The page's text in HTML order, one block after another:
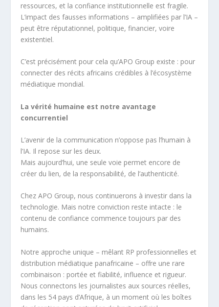
ressources, et la confiance institutionnelle est fragile.
L’impact des fausses informations – amplifiées par l’IA –
peut être réputationnel, politique, financier, voire
existentiel.
C’est précisément pour cela qu’APO Group existe : pour
connecter des récits africains crédibles à l’écosystème
médiatique mondial.
La vérité humaine est notre avantage
concurrentiel
L’avenir de la communication n’oppose pas l’humain à
l’IA. Il repose sur les deux.
Mais aujourd’hui, une seule voie permet encore de
créer du lien, de la responsabilité, de l’authenticité.
Chez APO Group, nous continuerons à investir dans la
technologie. Mais notre conviction reste intacte : le
contenu de confiance commence toujours par des
humains.
Notre approche unique – mêlant RP professionnelles et
distribution médiatique panafricaine – offre une rare
combinaison : portée et fiabilité, influence et rigueur.
Nous connectons les journalistes aux sources réelles,
dans les 54 pays d’Afrique, à un moment où les boîtes